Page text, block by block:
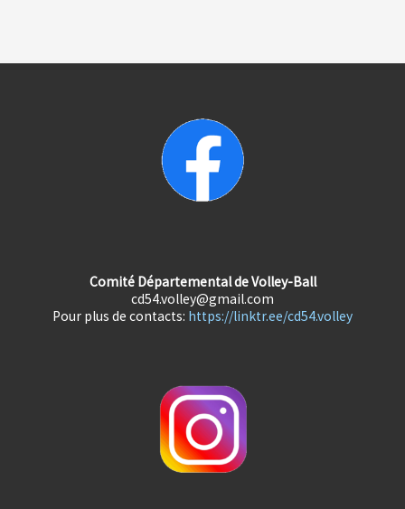
Comité Départemental de Volley-Ball
cd54.volley@gmail.com
Pour plus de contacts: https://linktr.ee/cd54.volley